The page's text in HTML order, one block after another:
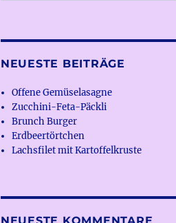
NEUESTE BEITRÄGE
Offene Gemüselasagne
Zucchini-Feta-Päckli
Brunch Burger
Erdbeertörtchen
Lachsfilet mit Kartoffelkruste